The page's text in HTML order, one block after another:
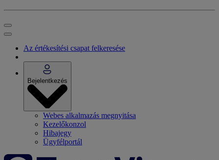
Az értékesítési csapat felkeresése
Bejelentkezés
Webes alkalmazás megnyitása
Kezelőkonzol
Hibajegy
Ügyfélportál